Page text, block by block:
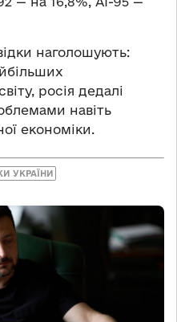
наголошують:
росія дедалі
навіть
економіки.
УКРАЇНИ